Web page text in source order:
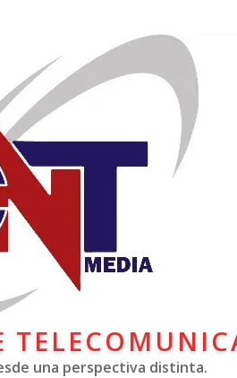
una perspectiva distinta.